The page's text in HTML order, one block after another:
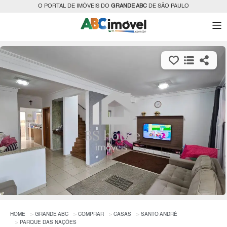
O PORTAL DE IMÓVEIS DO GRANDE ABC DE SÃO PAULO
HOME GRANDE ABC COMPRAR CASAS
SANTO ANDRÉ
PARQUE DAS NAÇÕES